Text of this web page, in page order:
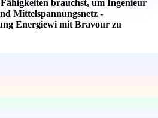
brauchst, um Ingenieur
Mittelspannungsnetz -
Energiewi mit Bravour zu